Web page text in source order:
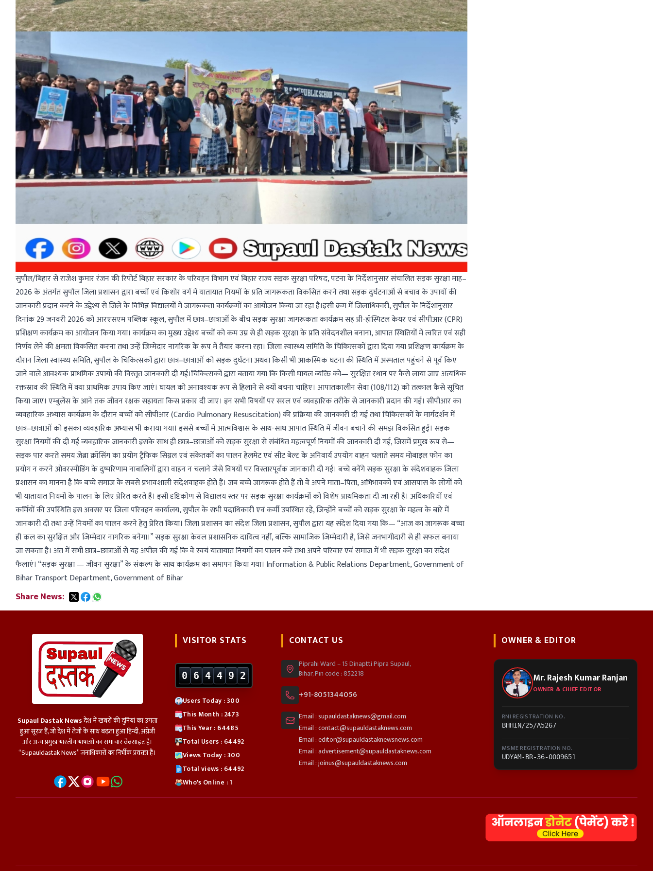
सुपौल/बिहार से राजेश कुमार रंजन की रिपोर्ट बिहार सरकार के परिवहन विभाग एवं बिहार राज्य सड़क सुरक्षा परिषद, पटना के निर्देशानुसार संचालित सड़क सुरक्षा माह–
2026 के अंतर्गत सुपौल जिला प्रशासन द्वारा बच्चों एवं किशोर वर्ग में यातायात नियमों के प्रति जागरूकता विकसित करने तथा सड़क दुर्घटनाओं से बचाव के उपायों की
जानकारी प्रदान करने के उद्देश्य से जिले के विभिन्न विद्यालयों में जागरूकता कार्यक्रमों का आयोजन किया जा रहा है।इसी क्रम में जिलाधिकारी, सुपौल के निर्देशानुसार
दिनांक 29 जनवरी 2026 को आरएसएम पब्लिक स्कूल, सुपौल में छात्र–छात्राओं के बीच सड़क सुरक्षा जागरूकता कार्यक्रम सह प्री-हॉस्पिटल केयर एवं सीपीआर (CPR)
प्रशिक्षण कार्यक्रम का आयोजन किया गया। कार्यक्रम का मुख्य उद्देश्य बच्चों को कम उम्र से ही सड़क सुरक्षा के प्रति संवेदनशील बनाना, आपात स्थितियों में त्वरित एवं सही
निर्णय लेने की क्षमता विकसित करना तथा उन्हें जिम्मेदार नागरिक के रूप में तैयार करना रहा। जिला स्वास्थ्य समिति के चिकित्सकों द्वारा दिया गया प्रशिक्षण कार्यक्रम के
दौरान जिला स्वास्थ्य समिति, सुपौल के चिकित्सकों द्वारा छात्र–छात्राओं को सड़क दुर्घटना अथवा किसी भी आकस्मिक घटना की स्थिति में अस्पताल पहुंचने से पूर्व किए
जाने वाले आवश्यक प्राथमिक उपायों की विस्तृत जानकारी दी गई।चिकित्सकों द्वारा बताया गया कि किसी घायल व्यक्ति को— सुरक्षित स्थान पर कैसे लाया जाए अत्यधिक
रक्तस्राव की स्थिति में क्या प्राथमिक उपाय किए जाएं। घायल को अनावश्यक रूप से हिलाने से क्यों बचना चाहिए। आपातकालीन सेवा (108/112) को तत्काल कैसे सूचित
किया जाए। एम्बुलेंस के आने तक जीवन रक्षक सहायता किस प्रकार दी जाए। इन सभी विषयों पर सरल एवं व्यवहारिक तरीके से जानकारी प्रदान की गई। सीपीआर का
व्यवहारिक अभ्यास कार्यक्रम के दौरान बच्चों को सीपीआर (Cardio Pulmonary Resuscitation) की प्रक्रिया की जानकारी दी गई तथा चिकित्सकों के मार्गदर्शन में
छात्र–छात्राओं को इसका व्यवहारिक अभ्यास भी कराया गया। इससे बच्चों में आत्मविश्वास के साथ-साथ आपात स्थिति में जीवन बचाने की समझ विकसित हुई। सड़क
सुरक्षा नियमों की दी गई व्यवहारिक जानकारी इसके साथ ही छात्र–छात्राओं को सड़क सुरक्षा से संबंधित महत्वपूर्ण नियमों की जानकारी दी गई, जिसमें प्रमुख रूप से—
सड़क पार करते समय ज़ेब्रा क्रॉसिंग का प्रयोग ट्रैफिक सिग्नल एवं संकेतकों का पालन हेलमेट एवं सीट बेल्ट के अनिवार्य उपयोग वाहन चलाते समय मोबाइल फोन का
प्रयोग न करने ओवरस्पीडिंग के दुष्परिणाम नाबालिगों द्वारा वाहन न चलाने जैसे विषयों पर विस्तारपूर्वक जानकारी दी गई। बच्चे बनेंगे सड़क सुरक्षा के संदेशवाहक जिला
प्रशासन का मानना है कि बच्चे समाज के सबसे प्रभावशाली संदेशवाहक होते हैं। जब बच्चे जागरूक होते हैं तो वे अपने माता–पिता, अभिभावकों एवं आसपास के लोगों को
भी यातायात नियमों के पालन के लिए प्रेरित करते हैं। इसी दृष्टिकोण से विद्यालय स्तर पर सड़क सुरक्षा कार्यक्रमों को विशेष प्राथमिकता दी जा रही है। अधिकारियों एवं
कर्मियों की उपस्थिति इस अवसर पर जिला परिवहन कार्यालय, सुपौल के सभी पदाधिकारी एवं कर्मी उपस्थित रहे, जिन्होंने बच्चों को सड़क सुरक्षा के महत्व के बारे में
जानकारी दी तथा उन्हें नियमों का पालन करने हेतु प्रेरित किया। जिला प्रशासन का संदेश जिला प्रशासन, सुपौल द्वारा यह संदेश दिया गया कि— “आज का जागरूक बच्चा
ही कल का सुरक्षित और जिम्मेदार नागरिक बनेगा।” सड़क सुरक्षा केवल प्रशासनिक दायित्व नहीं, बल्कि सामाजिक जिम्मेदारी है, जिसे जनभागीदारी से ही सफल बनाया
जा सकता है। अंत में सभी छात्र–छात्राओं से यह अपील की गई कि वे स्वयं यातायात नियमों का पालन करें तथा अपने परिवार एवं समाज में भी सड़क सुरक्षा का संदेश
फैलाएं। “सड़क सुरक्षा — जीवन सुरक्षा” के संकल्प के साथ कार्यक्रम का समापन किया गया। Information & Public Relations Department, Government of
Bihar Transport Department, Government of Bihar
Share News:
Supaul Dastak Newsदेश में खबरों की दुनियां का उगता
हुआ सूरज हैं, जो देश में तेज़ी के साथ बढ़ता हुआ हिन्दी, अंग्रेजी
और अन्य प्रमुख भारतीय भाषाओं का समाचार वेबसाइट हैं।
“Supauldastak News” जनाधिकारों का निर्भीक प्रवक्ता हैं।
VISITOR STATS
0 6 4 4 9 2
Users Today : 300
This Month : 2473
This Year : 64485
Total Users : 64492
Views Today : 300
Total views : 64492
Who's Online : 1
CONTACT US
Piprahi Ward – 15 Dinaptti Pipra Supaul,
Bihar, Pin code : 852218
+91-8051344056
Email : supauldastaknews@gmail.com
Email : contact@supauldastaknews.com
Email : editor@supauldastaknewsnews.com
Email : advertisement@supauldastaknews.com
Email : joinus@supauldastaknews.com
OWNER & EDITOR
Mr. Rajesh Kumar Ranjan
OWNER & CHIEF EDITOR
RNI REGISTRATION NO.
BHHIN/25/A5267
MSME REGISTRATION NO.
UDYAM-BR-36-0009651